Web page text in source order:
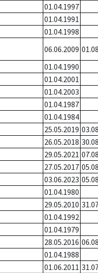
01.04.1997
01.04.1991
01.04.1998
06.06.2009
01.04.1990
01.04.2001
01.04.2003
01.04.1987
01.04.1984
25.05.2019
26.05.2018
29.05.2021
27.05.2017
03.06.2023
01.04.1980
29.05.2010
01.04.1992
01.04.1979
28.05.2016
01.04.1988
01.06.2011